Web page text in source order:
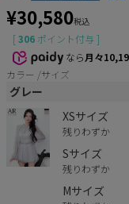
¥30,580税込
[306 ポイント付与 ]
なら月々
カラー
サイズ
グレー
XSサイズ
残りわずか
Sサイズ
残りわずか
Mサイズ